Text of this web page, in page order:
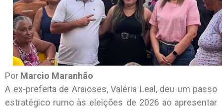
Por Marcio Maranhão
A ex-prefeita de Araioses, Valéria Leal, deu um passo
estratégico rumo às eleições de 2026 ao apresentar